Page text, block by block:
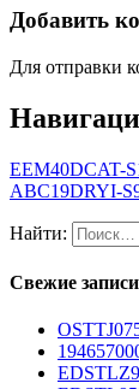
Добавить
Для отправки
EEM40DCAT-
ABC19DRYI-
Найти:
Свежие записи